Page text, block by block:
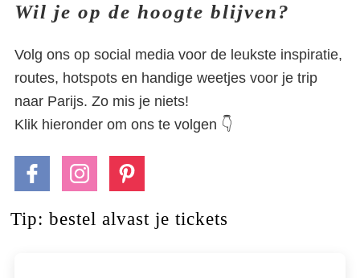
Wil je op de hoogte blijven?
Volg ons op social media voor de leukste inspiratie,
routes, hotspots en handige weetjes voor je trip
naar Parijs. Zo mis je niets!
Klik hieronder om ons te volgen 👇
Tip: bestel alvast je tickets